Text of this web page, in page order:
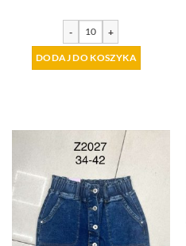
- +
DODAJ DO KOSZYKA